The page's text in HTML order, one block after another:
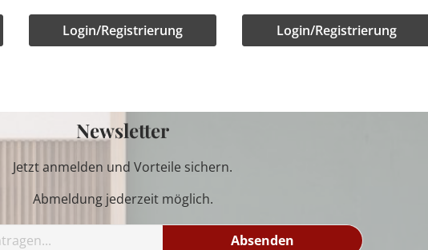
Login/Registrierung Login/Registrierung
Newsletter
Jetzt anmelden und Vorteile sichern.
Abmeldung jederzeit möglich.
Absenden